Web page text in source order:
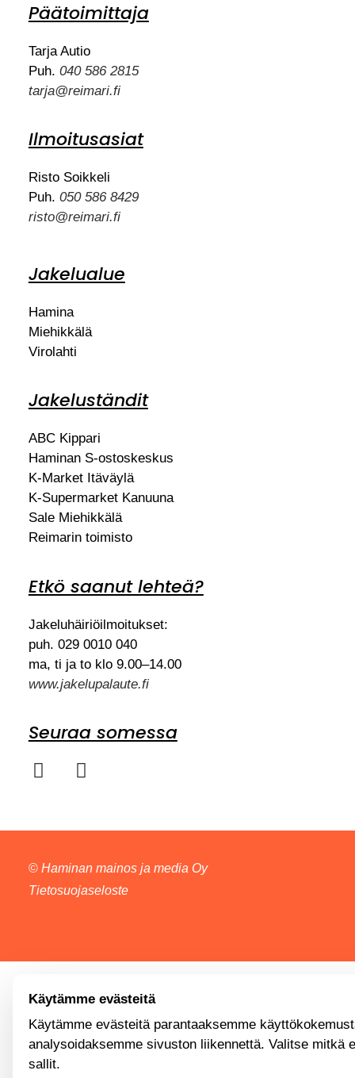
Päätoimittaja
Tarja Autio
Puh. 040 586 2815
tarja@reimari.fi
Ilmoitusasiat
Risto Soikkeli
Puh. 050 586 8429
risto@reimari.fi
Jakelualue
Hamina
Miehikkälä
Virolahti
Jakeluständit
ABC Kippari
Haminan S-ostoskeskus
K-Market Itäväylä
K-Supermarket Kanuuna
Sale Miehikkälä
Reimarin toimisto
Etkö saanut lehteä?
Jakeluhäiriöilmoitukset:
puh. 029 0010 040
ma, ti ja to klo 9.00–14.00
www.jakelupalaute.fi
Seuraa somessa
© Haminan mainos ja media Oy
Tietosuojaseloste
Käytämme evästeitä
Käytämme evästeitä parantaaksemme
analysoidaksemme sivuston liikennettä. Valitse mitkä
sallit.